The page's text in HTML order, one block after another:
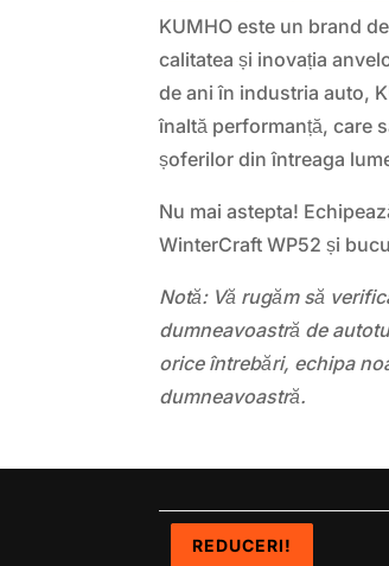
KUMHO este un brand
calitatea și inovația
de ani în industria auto,
înaltă performanță, care
șoferilor din întreaga
Nu mai astepta!
WinterCraft WP52 și
Notă: Vă rugăm să
dumneavoastră de
orice întrebări, echipa
dumneavoastră.
REDUCERI!
REDUCERI!
REDUCERI!
REDUCERI!